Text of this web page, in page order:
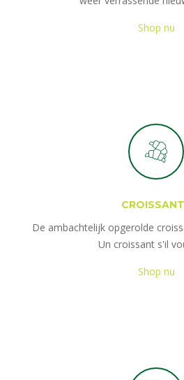
Shop nu
De ambachtelijk opgerolde
Un croissant s'il
Shop nu